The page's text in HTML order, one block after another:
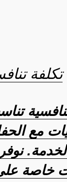
تكلفة
مع
خاصة